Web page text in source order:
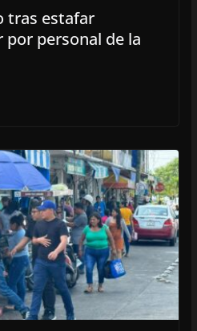
tras estafar
por personal de la